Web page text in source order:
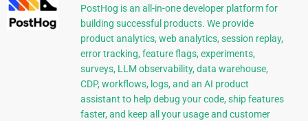
PostHog is an all-in-one developer platform for
building successful products. We provide
product analytics, web analytics, session replay,
error tracking, feature flags, experiments,
surveys, LLM observability, data warehouse,
CDP, workflows, logs, and an AI product
assistant to help debug your code, ship features
faster, and keep all your usage and customer